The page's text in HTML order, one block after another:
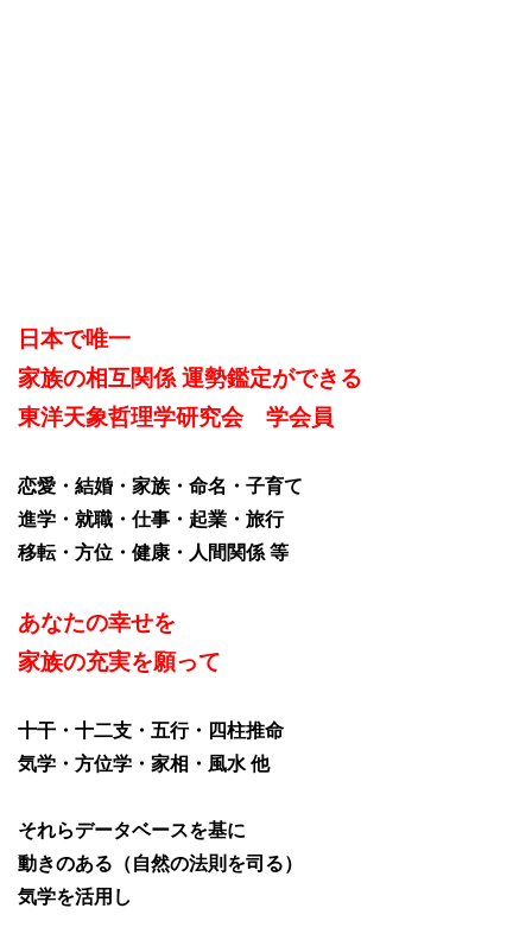
日本で唯一
家族の相互関係 運勢鑑定ができる
東洋天象哲理学研究会 学会員
恋愛・結婚・家族・命名・子育て
進学・就職・仕事・起業・旅行
移転・方位・健康・人間関係 等
あなたの幸せを
家族の充実を願って
十干・十二支・五行・四柱推命
気学・方位学・家相・風水 他
それらデータベースを基に
動きのある（自然の法則を司る）
気学を活用し